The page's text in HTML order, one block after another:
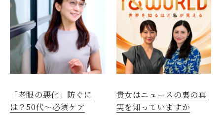
「老眼の悪化」防ぐに
は？50代～必須ケア
貴女はニュースの裏の真
実を知っていますか